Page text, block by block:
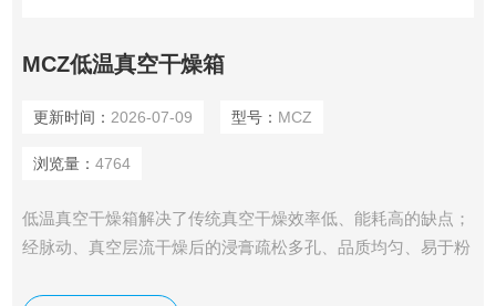
MCZ低温真空干燥箱
更新时间： 2026-07-09 型号： MCZ
浏览量： 4764
低温真空干燥箱解决了传统真空干燥效率低、能耗高的缺点；
经脉动、真空层流干燥后的浸膏疏松多孔、品质均匀、易于粉